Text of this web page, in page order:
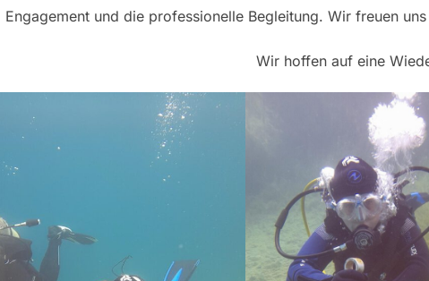
Engagement und die professionelle Begleitung. Wir freuen
Wir hoffen auf eine